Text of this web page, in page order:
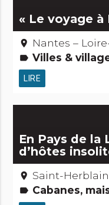
« Le voyage à
place Nantes –
label Villes & villages Châteaux & Monuments
LIRE
En Pays de la
d’hôtes
place Saint-
label Cabanes,